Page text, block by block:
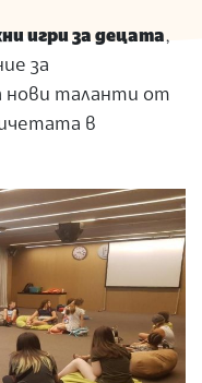
игри за децата,
за
нови таланти от
в